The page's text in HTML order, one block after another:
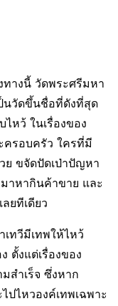
ทางนี้ วัดพระศรีมหา
นวัดขึ้นชื่อที่ดังที่สุด
หว้ ในเรื่องของ
ครอบครัว ใครที่มี
ย ขจัดปัดเป่าปัญหา
าหากินค้าขาย และ
ยทีเดียว
ทวีมีเทพให้ไหว้
ตั้งแต่เรื่องของ
สำเร็จ ซึ่งหาก
ปไหวองค์เทพเฉพาะ